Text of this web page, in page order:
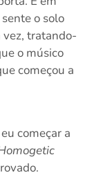
o solo
tratando-
o músico
começou a
começar a